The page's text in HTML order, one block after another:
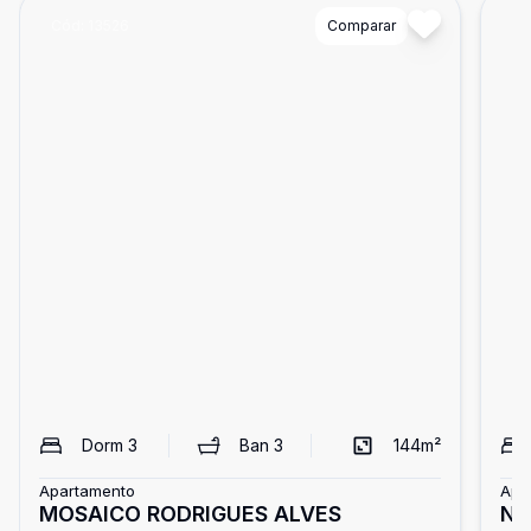
Comparar
Dorm 3 Ban3 144m²
Apartamento
MOSAICO RODRIGUES ALVES